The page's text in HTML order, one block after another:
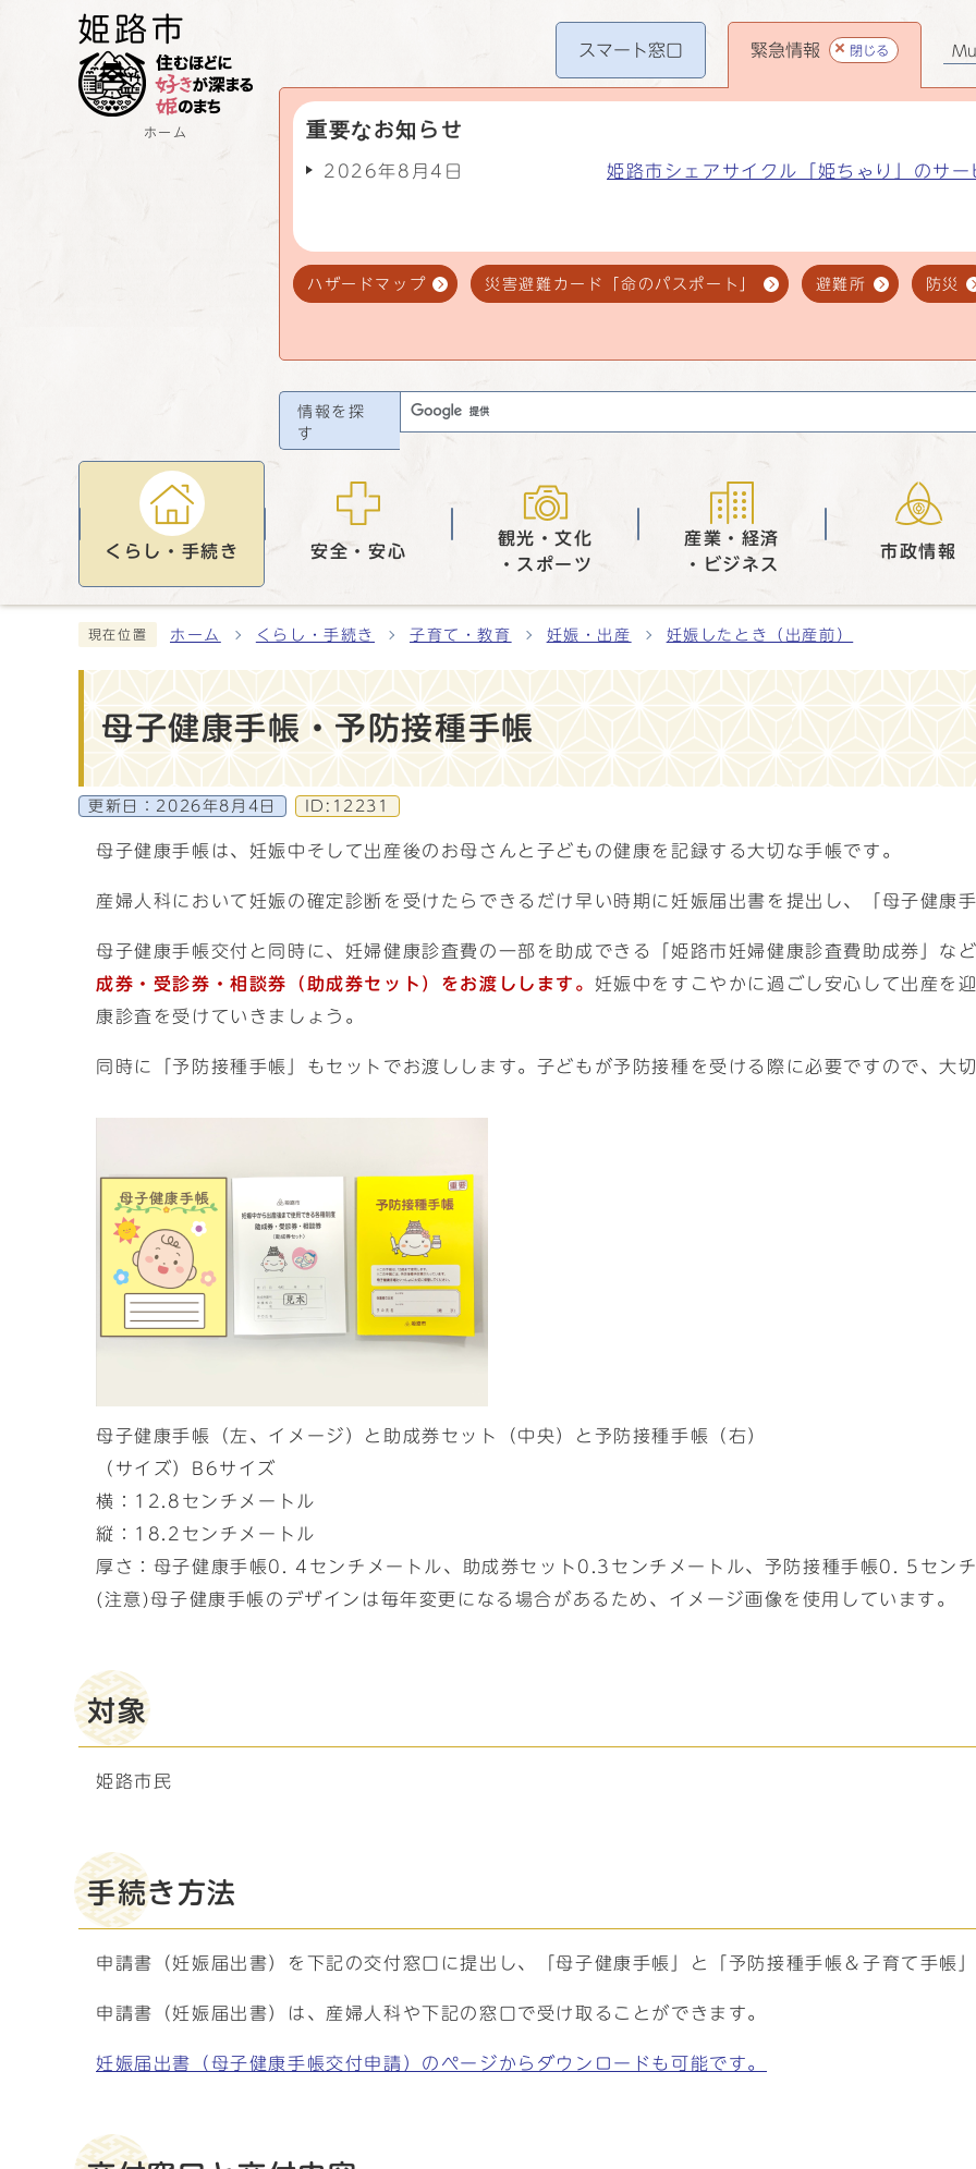
ホーム
スマート窓口 緊急情報 閉じる
重要なお知らせ
2026年8月4日 姫路市シェアサイクル「姫ちゃり」のサ
ハザードマップ 災害避難カード「命のパスポート」 避難所 防災
情報を探
す
くらし・手続き 安全・安心
観光・文化
・スポーツ
産業・経済
・ビジネス
市政情報
現在位置 ホーム くらし・手続き 子育て・教育 妊娠・出産 妊娠したとき（出産前）
母子健康手帳・予防接種手帳
更新日： 2026年8月4日 ID:12231
母子健康手帳は、妊娠中そして出産後のお母さんと子どもの健康を記録する大切な手帳です。
産婦人科において妊娠の確定診断を受けたらできるだけ早い時期に妊娠届出書を提出し、「母子健康
母子健康手帳交付と同時に、妊婦健康診査費の一部を助成できる「姫路市妊婦健康診査費助成券」な
成券・受診券・相談券（助成券セット）をお渡しします。 妊娠中をすこやかに過ごし安心して出産を
康診査を受けていきましょう。
同時に「予防接種手帳」もセットでお渡しします。子どもが予防接種を受ける際に必要ですので、大
母子健康手帳（左、イメージ）と助成券セット（中央）と予防接種手帳（右）
（サイズ）B6サイズ
横：12.8センチメートル
縦：18.2センチメートル
厚さ：母子健康手帳0. 4センチメートル、助成券セット0.3センチメートル、予防接種手帳0. 5セン
(注意)母子健康手帳のデザインは毎年変更になる場合があるため、イメージ画像を使用しています。
対象
姫路市民
手続き方法
申請書（妊娠届出書）を下記の交付窓口に提出し、「母子健康手帳」と「予防接種手帳＆子育て手帳
申請書（妊娠届出書）は、産婦人科や下記の窓口で受け取ることができます。
妊娠届出書（母子健康手帳交付申請）のページからダウンロードも可能です。